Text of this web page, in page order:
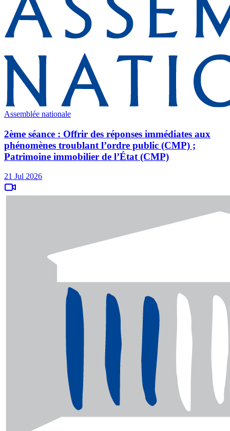
Assemblée nationale
2ème séance : Offrir des réponses immédiates aux
phénomènes troublant l’ordre public (CMP) ;
Patrimoine immobilier de l’État (CMP)
21 Jul 2026